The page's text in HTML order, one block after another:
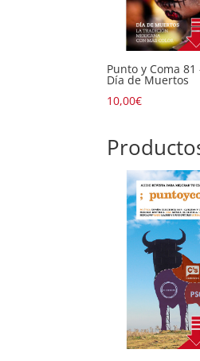
Punto y Coma
Día de Muertos
10,00€